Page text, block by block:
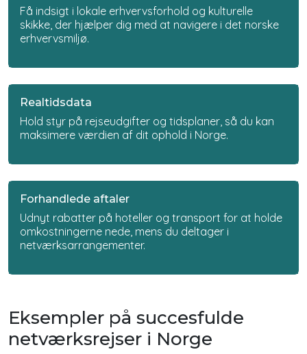
Få indsigt i lokale erhvervsforhold og kulturelle
skikke, der hjælper dig med at navigere i det norske
erhvervsmiljø.
Realtidsdata
Hold styr på rejseudgifter og tidsplaner, så du kan
maksimere værdien af dit ophold i Norge.
Forhandlede aftaler
Udnyt rabatter på hoteller og transport for at holde
omkostningerne nede, mens du deltager i
netværksarrangementer.
Eksempler på succesfulde
netværksrejser i Norge